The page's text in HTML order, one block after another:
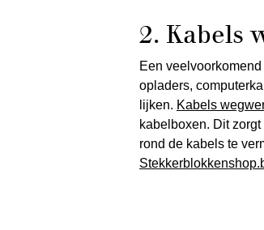
2. Kabels
Een
opladers,
lijken. Kabels
kabelboxen. Dit
rond de kabels te